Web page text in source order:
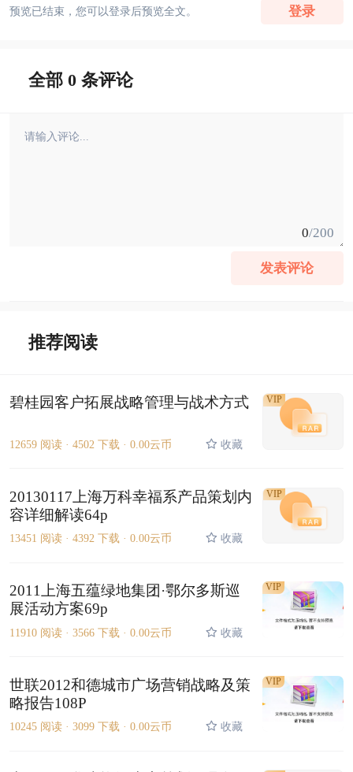
预览已结束，您可以登录后预览全文。 登录
全部 0 条评论
0/200
发表评论
推荐阅读
碧桂园客户拓展战略管理与战术方式
12659 阅读 · 4502 下载 · 0.00云币 收藏
VIP
20130117上海万科幸福系产品策划内
容详细解读64p
13451 阅读 · 4392 下载 · 0.00云币 收藏
VIP
2011上海五蕴绿地集团·鄂尔多斯巡
展活动方案69p
11910 阅读 · 3566 下载 · 0.00云币 收藏
VIP
世联2012和德城市广场营销战略及策
略报告108P
10245 阅读 · 3099 下载 · 0.00云币 收藏
VIP